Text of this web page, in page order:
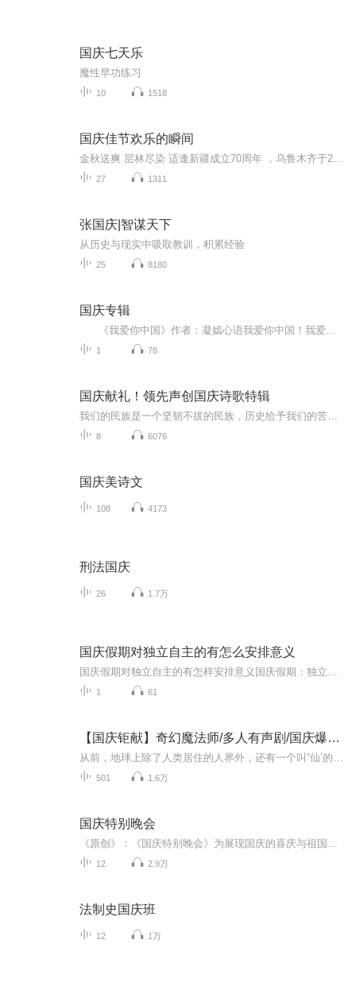
国庆七天乐
魔性早功练习
10 1518
国庆佳节欢乐的瞬间
27 1311
张国庆|智谋天下
从历史与现实中吸取教训，积累经验
25 8180
国庆专辑
1 78
国庆献礼！领先声创国庆诗歌特辑
8 6076
国庆美诗文
108 4173
刑法国庆
26 1.7万
国庆假期对独立自主的有怎么安排意义
1 61
【国庆钜献】奇幻魔法师/多人有声剧/国庆爆更七天乐
501 1.6万
国庆特别晚会
12 2.9万
法制史国庆班
12 1万